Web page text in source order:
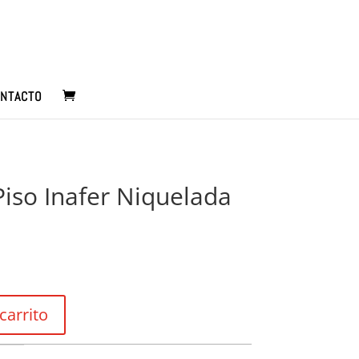
Inafer Niquelada